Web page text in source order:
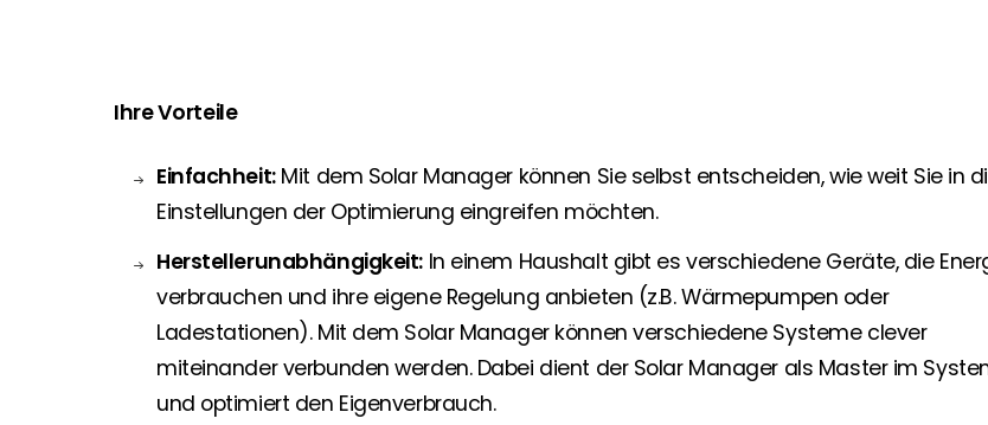
Ihre Vorteile
Einfachheit:Mit dem Solar Manager können Sie selbst entscheiden, wie weit Sie in
Einstellungen der Optimierung eingreifen möchten.
Herstellerunabhängigkeit: In einem Haushalt gibt es verschiedene Geräte, die
verbrauchen und ihre eigene Regelung anbieten (z.B. Wärmepumpen oder
Ladestationen). Mit dem Solar Manager können verschiedene Systeme clever
miteinander verbunden werden. Dabei dient der Solar Manager als Master im
und optimiert den Eigenverbrauch.